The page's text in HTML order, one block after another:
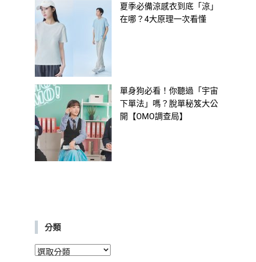
夏季必備涼感衣到底「涼」
在哪？4大原理一次看懂
單身狗必看！你聽過「宇宙
下單法」嗎？脫單秘笈大公
開【OMO調查局】
分類
分